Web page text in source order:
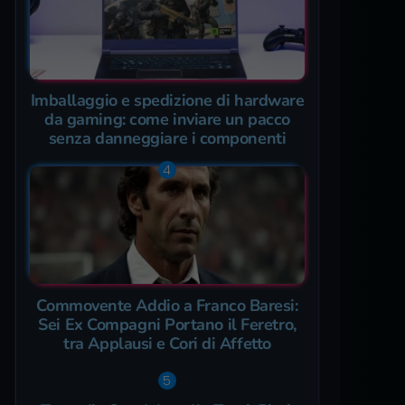
Imballaggio e spedizione di hardware
da gaming: come inviare un pacco
senza danneggiare i componenti
Commovente Addio a Franco Baresi:
Sei Ex Compagni Portano il Feretro,
tra Applausi e Cori di Affetto